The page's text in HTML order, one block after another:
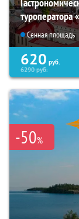
туроператора
Сенная площадь
620 руб.
6290руб.
-50%